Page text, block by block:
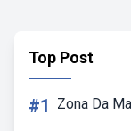
Top Post
#1 Zona Da